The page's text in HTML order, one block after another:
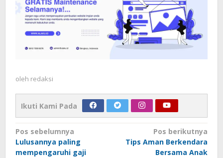
oleh redaksi
Ikuti Kami Pada
Navigasi
pos
Pos sebelumnya
Lulusannya paling
mempengaruhi gaji
Pos berikutnya
Tips Aman Berkendara
Bersama Anak